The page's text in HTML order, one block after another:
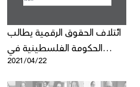
ائتلاف الحقوق الرقمية يطالب
الحكومة الفلسطينية في
الضفة الغربية وقطاع غزة
بالتوقف عن انتهاك الحق في
2021/04/22